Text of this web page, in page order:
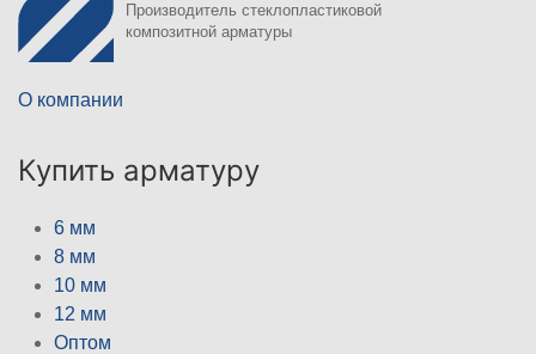
Производитель стеклопластиковой
композитной арматуры
О компании
Купить арматуру
6 мм
8 мм
10 мм
12 мм
Оптом